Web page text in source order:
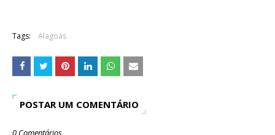
Tags: Alagoas
POSTAR UM COMENTÁRIO
0 Comentários